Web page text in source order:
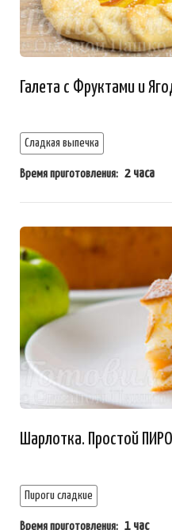
Галета с Фруктами и
Сладкая выпечка
Время приготовления: 2 часа
Шарлотка. Простой
Пироги сладкие
Время приготовления: 1 час